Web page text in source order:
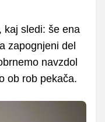
kaj sledi: še ena
zapognjeni del
navzdol
ob rob pekača.